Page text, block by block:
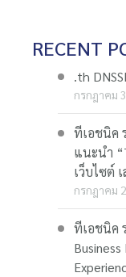
RECENT
.th
กรกฎาคม
ทีเอชนิค
แนะนำ
เว็บไซต์
กรกฎาคม
ทีเอชนิค